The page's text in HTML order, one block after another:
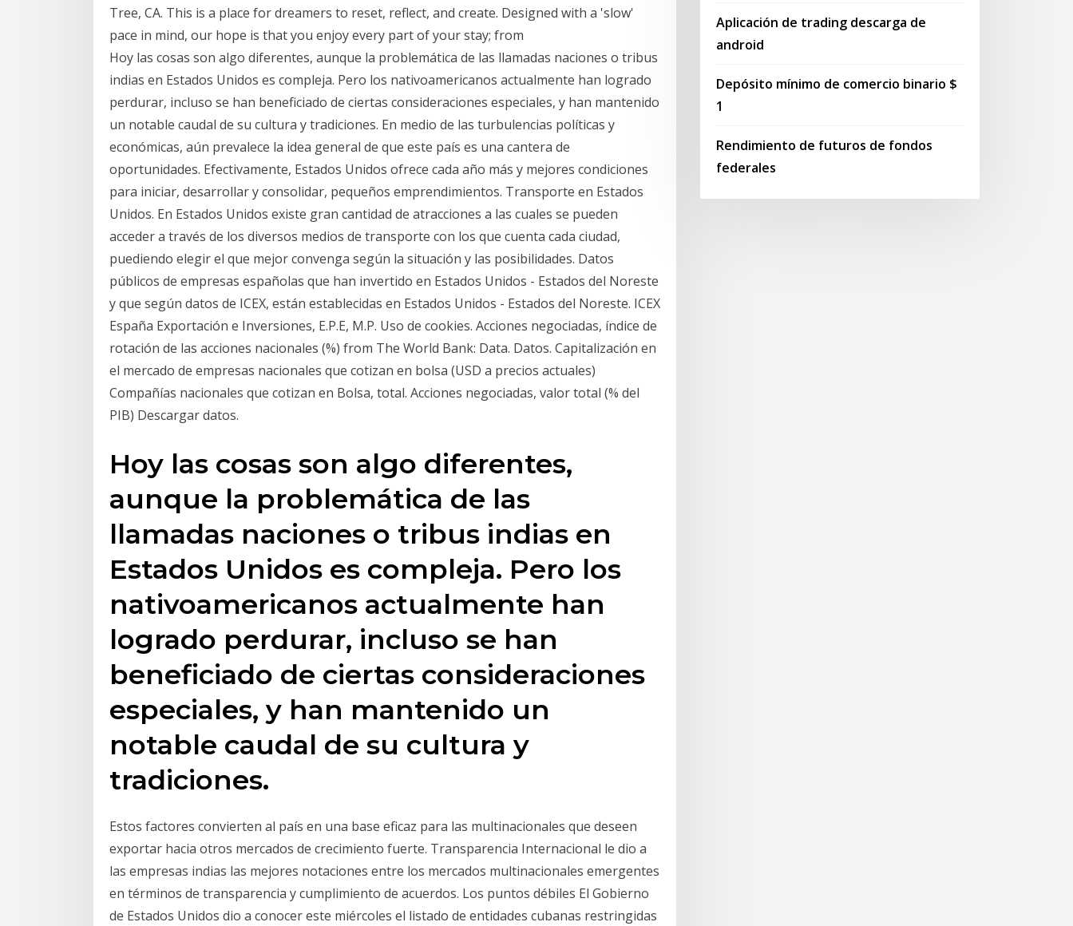
Tree, CA. This is a place for dreamers to reset, reflect, and create. Designed with a 'slow'
pace in mind, our hope is that you enjoy every part of your stay; from
Hoy las cosas son algo diferentes, aunque la problemática de las llamadas naciones o tribus
indias en Estados Unidos es compleja. Pero los nativoamericanos actualmente han logrado
perdurar, incluso se han beneficiado de ciertas consideraciones especiales, y han mantenido
un notable caudal de su cultura y tradiciones. En medio de las turbulencias políticas y
económicas, aún prevalece la idea general de que este país es una cantera de
oportunidades. Efectivamente, Estados Unidos ofrece cada año más y mejores condiciones
para iniciar, desarrollar y consolidar, pequeños emprendimientos. Transporte en Estados
Unidos. En Estados Unidos existe gran cantidad de atracciones a las cuales se pueden
acceder a través de los diversos medios de transporte con los que cuenta cada ciudad,
puediendo elegir el que mejor convenga según la situación y las posibilidades. Datos
públicos de empresas españolas que han invertido en Estados Unidos - Estados del Noreste
y que según datos de ICEX, están establecidas en Estados Unidos - Estados del Noreste. ICEX
España Exportación e Inversiones, E.P.E, M.P. Uso de cookies. Acciones negociadas, índice de
rotación de las acciones nacionales (%) from The World Bank: Data. Datos. Capitalización en
el mercado de empresas nacionales que cotizan en bolsa (USD a precios actuales)
Compañías nacionales que cotizan en Bolsa, total. Acciones negociadas, valor total (% del
PIB) Descargar datos.
Hoy las cosas son algo diferentes,
aunque la problemática de las
llamadas naciones o tribus indias en
Estados Unidos es compleja. Pero los
nativoamericanos actualmente han
logrado perdurar, incluso se han
beneficiado de ciertas consideraciones
especiales, y han mantenido un
notable caudal de su cultura y
tradiciones.
Estos factores convierten al país en una base eficaz para las multinacionales que deseen
exportar hacia otros mercados de crecimiento fuerte. Transparencia Internacional le dio a
las empresas indias las mejores notaciones entre los mercados multinacionales emergentes
en términos de transparencia y cumplimiento de acuerdos. Los puntos débiles El Gobierno
de Estados Unidos dio a conocer este miércoles el listado de entidades cubanas restringidas
Aplicación de trading descarga de
android
Depósito mínimo de comercio binario $
1
Rendimiento de futuros de fondos
federales